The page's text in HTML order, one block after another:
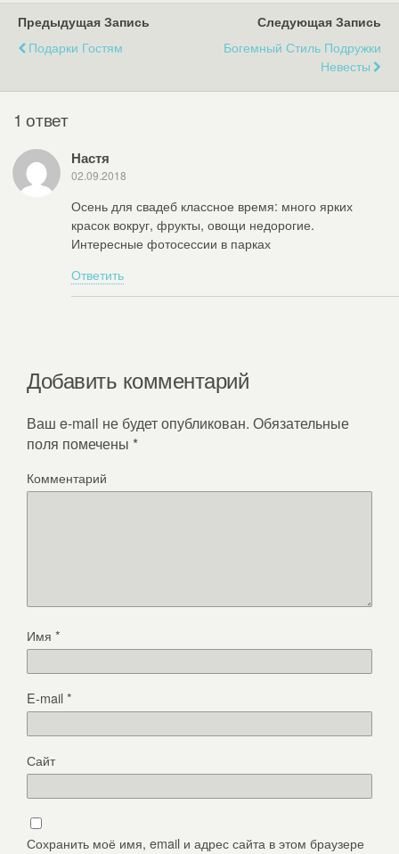
Предыдущая Запись
Подарки Гостям
Следующая Запись
Богемный Стиль Подружки
Невесты
1 ответ
Настя
02.09.2018
Осень для свадеб классное время: много ярких
красок вокруг, фрукты, овощи недорогие.
Интересные фотосессии в парках
Ответить
Добавить комментарий
Ваш e-mail не будет опубликован. Обязательные
поля помечены *
Комментарий
Имя *
E-mail*
Сайт
Сохранить моё имя, email и адрес сайта в этом браузере